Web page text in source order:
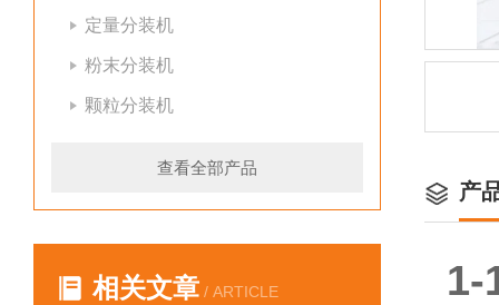
定量分装机
粉末分装机
颗粒分装机
查看全部产品
相关文章 / ARTICLE
产
1-